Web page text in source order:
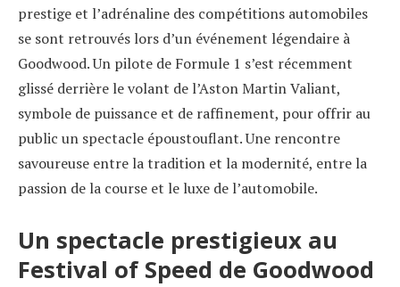
prestige et l’adrénaline des compétitions automobiles
se sont retrouvés lors d’un événement légendaire à
Goodwood. Un pilote de Formule 1 s’est récemment
glissé derrière le volant de l’Aston Martin Valiant,
symbole de puissance et de raffinement, pour offrir au
public un spectacle époustouflant. Une rencontre
savoureuse entre la tradition et la modernité, entre la
passion de la course et le luxe de l’automobile.
Un spectacle prestigieux au
Festival of Speed de Goodwood